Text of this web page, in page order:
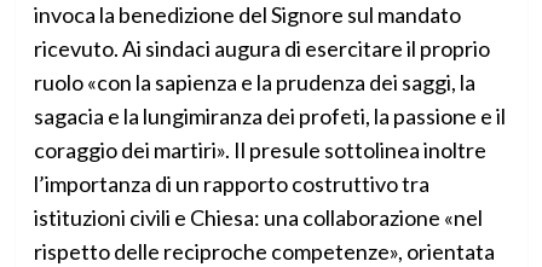
invoca la benedizione del Signore sul mandato
ricevuto. Ai sindaci augura di esercitare il proprio
ruolo «con la sapienza e la prudenza dei saggi, la
sagacia e la lungimiranza dei profeti, la passione e il
coraggio dei martiri». Il presule sottolinea inoltre
l’importanza di un rapporto costruttivo tra
istituzioni civili e Chiesa: una collaborazione «nel
rispetto delle reciproche competenze», orientata